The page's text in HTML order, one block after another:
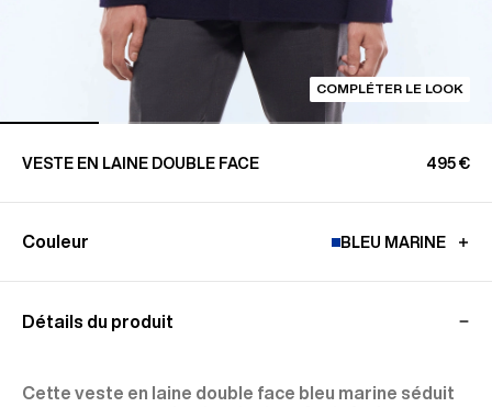
COMPLÉTER LE LOOK
VESTE EN LAINE DOUBLE FACE 495 €
Couleur BLEU MARINE
Détails du produit
Cette veste en laine double face bleu marine séduit